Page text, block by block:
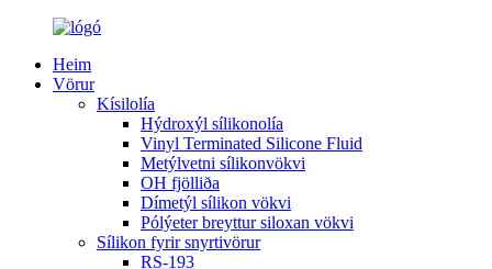
Heim
Vörur
Kísilolía
Hýdroxýl sílikonolía
Vinyl Terminated Silicone Fluid
Metýlvetni sílikonvökvi
OH fjölliða
Dímetýl sílikon vökvi
Pólýeter breyttur siloxan vökvi
Sílikon fyrir snyrtivörur
RS-193